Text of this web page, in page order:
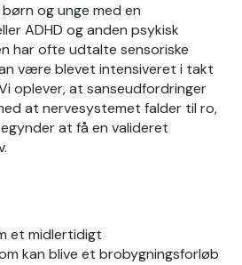
og unge med en
ADHD og anden psykisk
har ofte udtalte sensoriske
være blevet intensiveret i takt
oplever, at sanseudfordringer
at nervesystemet falder til ro,
at få en valideret
et midlertidigt
kan blive et brobygningsforløb